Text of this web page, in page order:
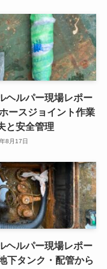
ヘルパー現場レポー
ースジョイント作業
と安全管理
8月17日
ヘルパー現場レポー
下タンク・配管から